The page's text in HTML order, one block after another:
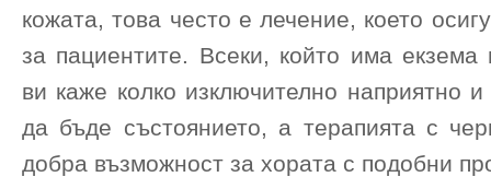
кожата, това често е лечение, което
за пациентите. Всеки, който има
ви каже колко изключително наприятно
да бъде състоянието, а терапията с
добра възможност за хората с подобни